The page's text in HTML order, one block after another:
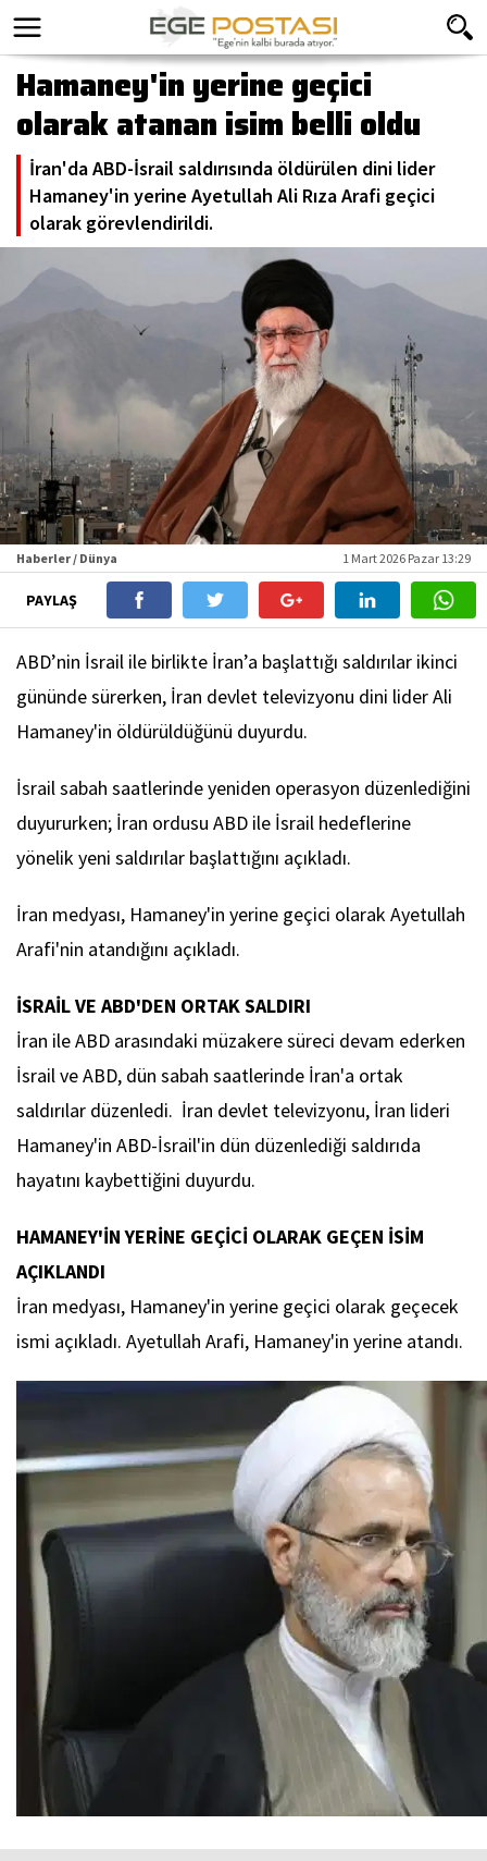
Hamaney'in yerine geçici
olarak atanan isim belli oldu
İran'da ABD-İsrail saldırısında öldürülen dini lider
Hamaney'in yerine Ayetullah Ali Rıza Arafi geçici
olarak görevlendirildi.
Haberler / Dünya 1 Mart 2026 Pazar 13:29
PAYLAŞ
ABD’nin İsrail ile birlikte İran’a başlattığı saldırılar ikinci
gününde sürerken, İran devlet televizyonu dini lider Ali
Hamaney'in öldürüldüğünü duyurdu.
İsrail sabah saatlerinde yeniden operasyon düzenlediğini
duyururken; İran ordusu ABD ile İsrail hedeflerine
yönelik yeni saldırılar başlattığını açıkladı.
İran medyası, Hamaney'in yerine geçici olarak Ayetullah
Arafi'nin atandığını açıkladı.
İSRAİL VE ABD'DEN ORTAK SALDIRI
İran ile ABD arasındaki müzakere süreci devam ederken
İsrail ve ABD, dün sabah saatlerinde İran'a ortak
saldırılar düzenledi. İran devlet televizyonu, İran lideri
Hamaney'in ABD-İsrail'in dün düzenlediği saldırıda
hayatını kaybettiğini duyurdu.
HAMANEY'İN YERİNE GEÇİCİ OLARAK GEÇEN İSİM
AÇIKLANDI
İran medyası, Hamaney'in yerine geçici olarak geçecek
ismi açıkladı. Ayetullah Arafi, Hamaney'in yerine atandı.